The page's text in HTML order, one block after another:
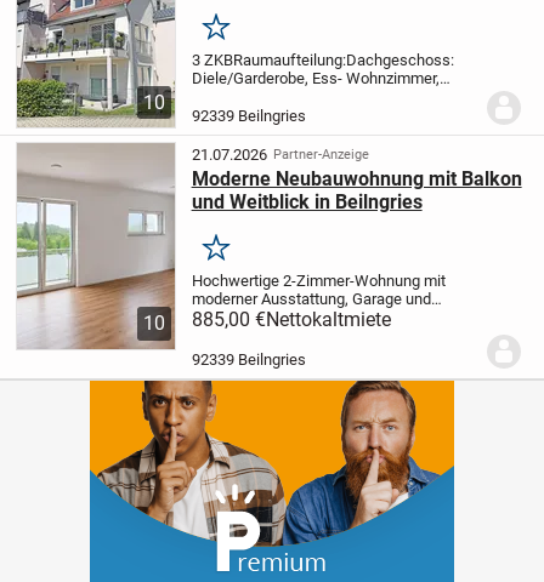
10
Merken
3 ZKBRaumaufteilung:Dachgeschoss:
Diele/Garderobe, Ess- Wohnzimmer,
Westbalkon, Schlafzimmer,
Kinderzimmer, Bad: Wanne, Dusche, WC,
Waschbecken, Handtuchheiz...
92339 Beilngries
10
21.07.2026 Partner-Anzeige
Moderne Neubauwohnung mit Balkon
und Weitblick in Beilngries
Merken
Hochwertige 2-Zimmer-Wohnung mit
moderner Ausstattung, Garage und
naturnaher Wohnlage im beliebten
Lage von Beilngries - diese hochwertige
2-Zimmer-Wohnung...
885,00 €Nettokaltmiete
92339 Beilngries